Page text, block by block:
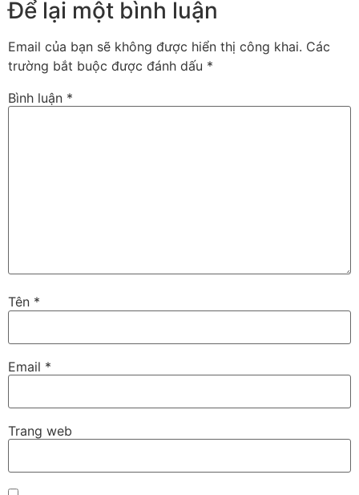
Để lại một bình luận
Email của bạn sẽ không được hiển thị công khai. Các
trường bắt buộc được đánh dấu *
Bình luận *
Tên *
Email *
Trang web